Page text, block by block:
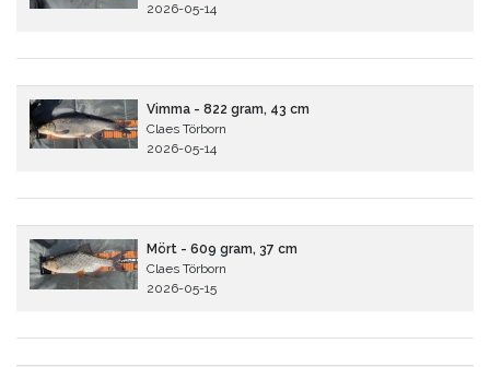
2026-05-14
Vimma - 822 gram, 43 cm
Claes Törborn
2026-05-14
Mört - 609 gram, 37 cm
Claes Törborn
2026-05-15